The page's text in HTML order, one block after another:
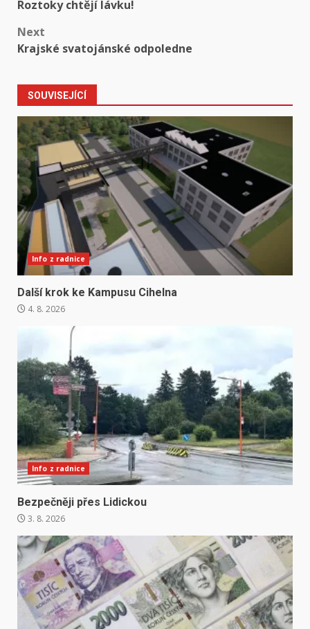
navigation
Roztoky chtějí lávku!
Next
Krajské svatojánské odpoledne
SOUVISEJÍCÍ
Info z radnice
Další krok ke Kampusu Cihelna
4. 8. 2026
Info z radnice
Bezpečněji přes Lidickou
3. 8. 2026